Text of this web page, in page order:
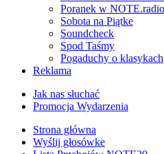
Poranek w NOTE.radio
Sobota na Piątke
Soundcheck
Spod Taśmy
Pogaduchy o klasykach
Reklama
Jak nas słuchać
Promocja Wydarzenia
Strona główna
Wyślij głosówke